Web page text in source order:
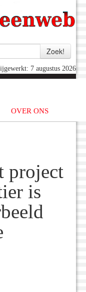
7 augustus 2026
OVER ONS
project
is